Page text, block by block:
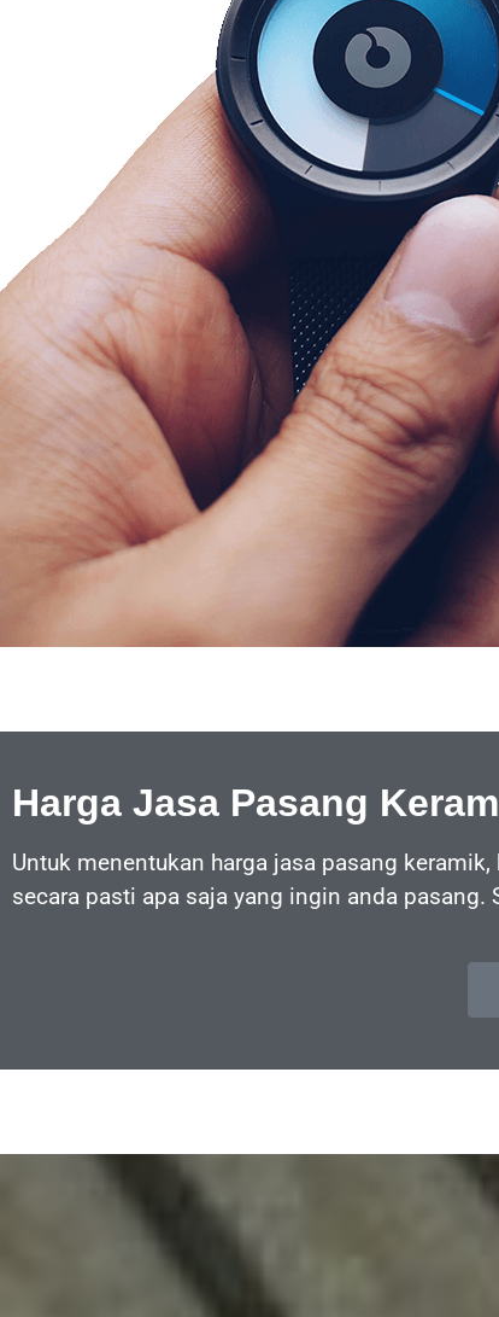
Harga Jasa Pasang
Untuk menentukan harga jasa pasang
secara pasti apa saja yang ingin anda